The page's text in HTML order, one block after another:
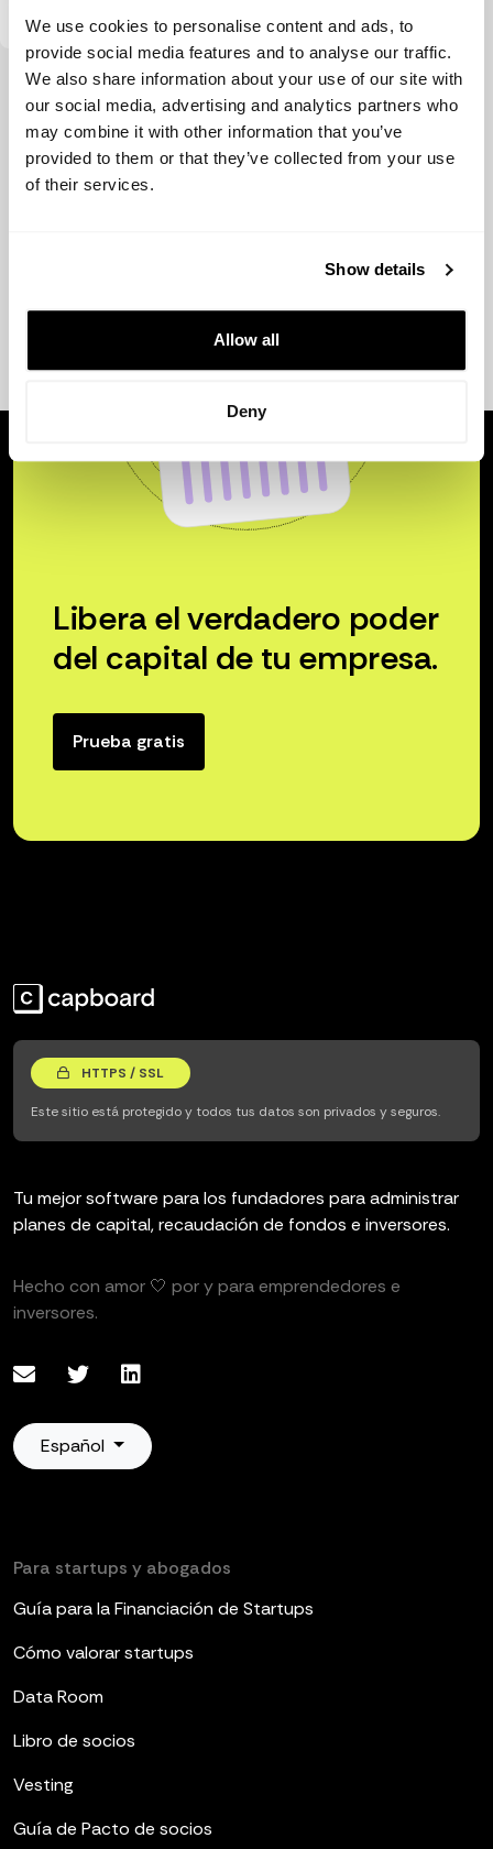
We use cookies to personalise content and ads, to
provide social media features and to analyse our traffic.
We also share information about your use of our site with
our social media, advertising and analytics partners who
may combine it with other information that you’ve
provided to them or that they’ve collected from your use
of their services.
Show details
Allow all
Deny
Ver más
Libera el verdadero poder
del capital de tu empresa.
Prueba gratis
HTTPS / SSL
Este sitio está protegido y todos tus datos son privados y seguros.
Tu mejor software para los fundadores para administrar
planes de capital, recaudación de fondos e inversores.
Hecho con amor 🤍 por y para emprendedores e
inversores.
Español
Para startups y abogados
Guía para la Financiación de Startups
Cómo valorar startups
Data Room
Libro de socios
Vesting
Guía de Pacto de socios